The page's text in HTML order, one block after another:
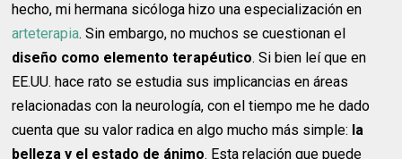
hecho, mi hermana sicóloga hizo una especialización en
arteterapia. Sin embargo, no muchos se cuestionan el
diseño como elemento terapéutico. Si bien leí que en
EE.UU. hace rato se estudia sus implicancias en áreas
relacionadas con la neurología, con el tiempo me he dado
cuenta que su valor radica en algo mucho más simple: la
belleza y el estado de ánimo. Esta relación que puede